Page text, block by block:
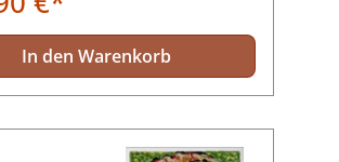
In den Warenkorb